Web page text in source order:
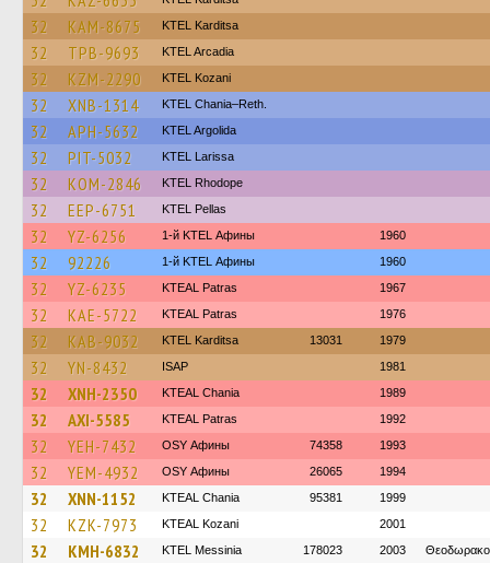
32 KAM-8675 ΚΤΕL Karditsa
32 TPB-9693 KTEL Arcadia
32 KZM-2290 ΚΤΕL Kozani
32 XNB-1314 KTEL Chania–Reth.
32 APH-5632 KTEL Argolida
32 PIT-5032 KTEL Larissa
32 KOM-2846 KTEL Rhodope
32 EEP-6751 KTEL Pellas
32 YZ-6256 1-й KTEL Афины 1960
32 92226 1-й KTEL Афины 1960
32 YZ-6235 KTEAL Patras 1967
32 KAE-5722 KTEAL Patras 1976
32 KAB-9032 ΚΤΕL Karditsa 13031 1979
32 YN-8432 ISAP 1981
32 XNH-2350 KTEAL Chania 1989
32 AXI-5585 KTEAL Patras 1992
32 YEH-7432 OSY Афины 74358 1993
32 YEM-4932 OSY Афины 26065 1994
32 XNN-1152 KTEAL Chania 95381 1999
32 KZK-7973 KTEAL Kozani 2001
32 KMH-6832 KTEL Messinia 178023 2003